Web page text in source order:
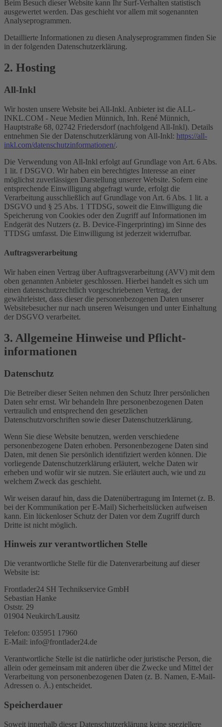
Beim Besuch dieser Website kann Ihr Surf-Verhalten statistisch
ausgewertet werden. Das geschieht vor allem mit sogenannten
Analyseprogrammen.
Detaillierte Informationen zu diesen Analyseprogrammen finden Sie
in der folgenden Datenschutzerklärung.
2. Hosting
All-Inkl
Wir hosten unsere Website bei All-Inkl. Anbieter ist die ALL-
INKL.COM - Neue Medien Münnich, Inh. René Münnich,
Hauptstraße 68, 02742 Friedersdorf (nachfolgend All-Inkl). Details
entnehmen Sie der Datenschutzerklärung von All-Inkl: https://all-
inkl.com/datenschutzinformationen/.
Die Verwendung von All-Inkl erfolgt auf Grundlage von Art. 6 Abs.
1 lit. f DSGVO. Wir haben ein berechtigtes Interesse an einer
möglichst zuverlässigen Darstellung unserer Website. Sofern eine
entsprechende Einwilligung abgefragt wurde, erfolgt die
Verarbeitung ausschließlich auf Grundlage von Art. 6 Abs. 1 lit. a
DSGVO und § 25 Abs. 1 TTDSG, soweit die Einwilligung die
Speicherung von Cookies oder den Zugriff auf Informationen im
Endgerät des Nutzers (z. B. Device-Fingerprinting) im Sinne des
TTDSG umfasst. Die Einwilligung ist jederzeit widerrufbar.
Auftragsverarbeitung
Wir haben einen Vertrag über Auftragsverarbeitung (AVV) mit dem
oben genannten Anbieter geschlossen. Hierbei handelt es sich um
einen datenschutzrechtlich vorgeschriebenen Vertrag, der
gewährleistet, dass dieser die personenbezogenen Daten unserer
Websitebesucher nur nach unseren Weisungen und unter Einhaltung
der DSGVO verarbeitet.
3. Allgemeine Hinweise und Pflicht­
informationen
Datenschutz
Die Betreiber dieser Seiten nehmen den Schutz Ihrer persönlichen
Daten sehr ernst. Wir behandeln Ihre personenbezogenen Daten
vertraulich und entsprechend den gesetzlichen
Datenschutzvorschriften sowie dieser Datenschutzerklärung.
Wenn Sie diese Website benutzen, werden verschiedene
personenbezogene Daten erhoben. Personenbezogene Daten sind
Daten, mit denen Sie persönlich identifiziert werden können. Die
vorliegende Datenschutzerklärung erläutert, welche Daten wir
erheben und wofür wir sie nutzen. Sie erläutert auch, wie und zu
welchem Zweck das geschieht.
Wir weisen darauf hin, dass die Datenübertragung im Internet (z. B.
bei der Kommunikation per E-Mail) Sicherheitslücken aufweisen
kann. Ein lückenloser Schutz der Daten vor dem Zugriff durch
Dritte ist nicht möglich.
Hinweis zur verantwortlichen Stelle
Die verantwortliche Stelle für die Datenverarbeitung auf dieser
Website ist:
Frontlader24 SH Technikservice GmbH
Sebastian Hanke
Oststr. 29
01904 Neukirch/Lausitz
Telefon: 035951 17960
E-Mail: info@frontlader24.de
Verantwortliche Stelle ist die natürliche oder juristische Person, die
allein oder gemeinsam mit anderen über die Zwecke und Mittel der
Verarbeitung von personenbezogenen Daten (z. B. Namen, E-Mail-
Adressen o. Ä.) entscheidet.
Speicherdauer
Soweit innerhalb dieser Datenschutzerklärung keine speziellere